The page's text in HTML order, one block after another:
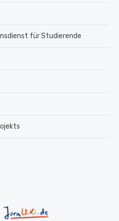
für Studierende